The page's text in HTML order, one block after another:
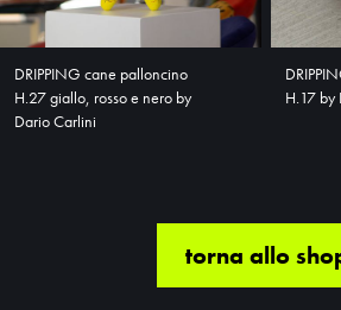
DRIPPING cane palloncino
H.27 giallo, rosso e nero by
Dario Carlini
H.17 by
torna allo